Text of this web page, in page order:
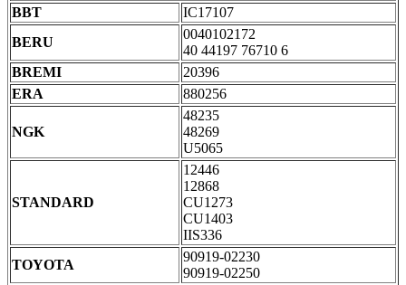
BBT
IC17107
BERU
0040102172
40 44197 76710 6
BREMI
20396
ERA
880256
NGK
48235
48269
U5065
STANDARD
12446
12868
CU1273
CU1403
IIS336
TOYOTA
90919-02230
90919-02250